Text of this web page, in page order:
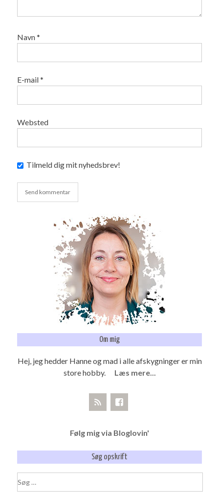
Navn*
E-mail*
Websted
Tilmeld dig mit nyhedsbrev!
Om mig
Hej, jeg hedder Hanne og mad i alle afskygninger er min
store hobby. Læs mere...
Følg mig via Bloglovin'
Søg opskrift
efter: